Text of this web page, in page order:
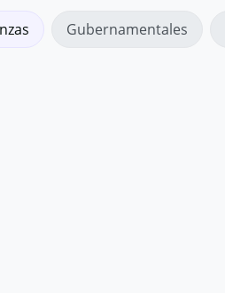
Gubernamentales